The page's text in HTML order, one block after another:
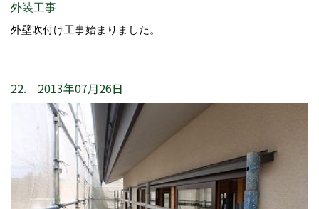
外装工事
外壁吹付け工事始まりました。
22. 2013年07月26日